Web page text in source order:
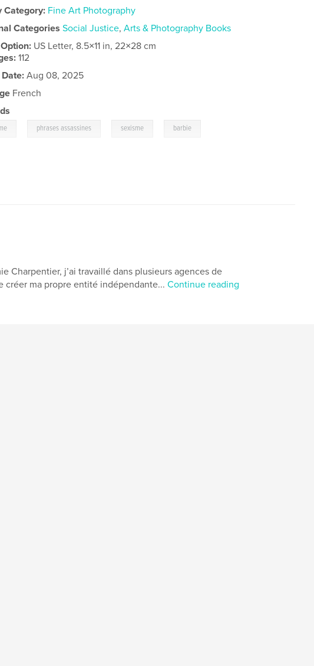
Category: Fine Art Photography
Categories Social Justice,Arts & Photography Books
US Letter, 8.5×11 in, 22×28 cm
112
Aug 08, 2025
French
phrases assassines sexisme barbie
Charpentier, j’ai travaillé dans plusieurs agences de
créer ma propre entité indépendante... Continue reading